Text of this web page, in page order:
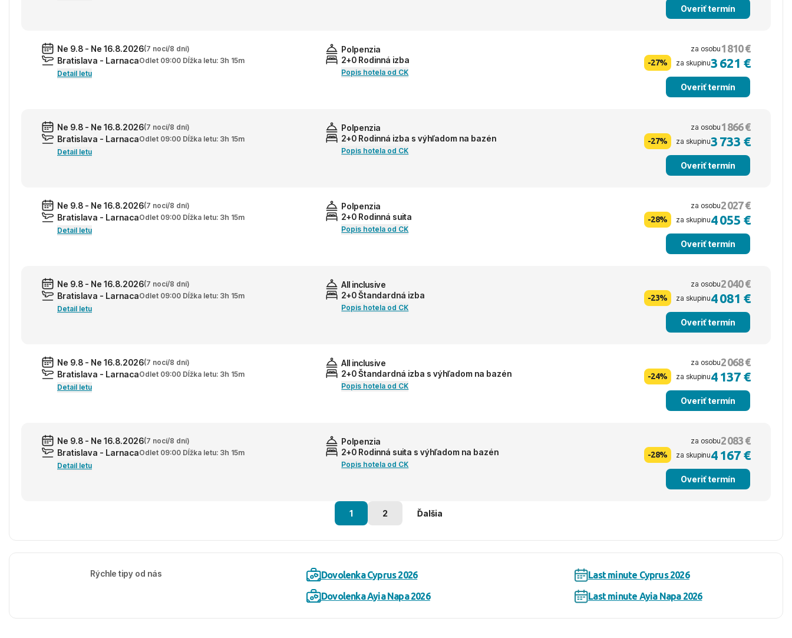
Overiť termín
Ne 9.8 - Ne 16.8.2026(7 nocí/8 dní)
Bratislava - LarnacaOdlet 09:00 Dĺžka letu: 3h 15m
Detail letu
Polpenzia
2+0 Rodinná izba
Popis hotela od CK
za osobu 1 810 €
-27% za skupinu3 621 €
Overiť termín
Ne 9.8 - Ne 16.8.2026(7 nocí/8 dní)
Bratislava - LarnacaOdlet 09:00 Dĺžka letu: 3h 15m
Detail letu
Polpenzia
2+0 Rodinná izba s výhľadom na bazén
Popis hotela od CK
za osobu 1 866 €
-27% za skupinu3 733 €
Overiť termín
Ne 9.8 - Ne 16.8.2026(7 nocí/8 dní)
Bratislava - LarnacaOdlet 09:00 Dĺžka letu: 3h 15m
Detail letu
Polpenzia
2+0 Rodinná suita
Popis hotela od CK
za osobu2 027 €
-28% za skupinu4 055 €
Overiť termín
Ne 9.8 - Ne 16.8.2026(7 nocí/8 dní)
Bratislava - LarnacaOdlet 09:00 Dĺžka letu: 3h 15m
Detail letu
All inclusive
2+0 Štandardná izba
Popis hotela od CK
za osobu2 040 €
-23% za skupinu4 081 €
Overiť termín
Ne 9.8 - Ne 16.8.2026(7 nocí/8 dní)
Bratislava - LarnacaOdlet 09:00 Dĺžka letu: 3h 15m
Detail letu
All inclusive
2+0 Štandardná izba s výhľadom na bazén
Popis hotela od CK
za osobu2 068 €
-24% za skupinu4 137 €
Overiť termín
Ne 9.8 - Ne 16.8.2026(7 nocí/8 dní)
Bratislava - LarnacaOdlet 09:00 Dĺžka letu: 3h 15m
Detail letu
Polpenzia
2+0 Rodinná suita s výhľadom na bazén
Popis hotela od CK
za osobu2 083 €
-28% za skupinu4 167 €
Overiť termín
1 2 Ďalšia
Rýchle tipy od nás Dovolenka Cyprus 2026
Last minute Cyprus 2026
Dovolenka Ayia Napa 2026
Last minute Ayia Napa 2026